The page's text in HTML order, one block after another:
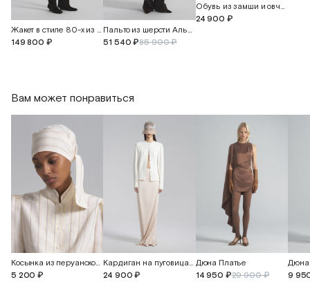
Жакет в стиле 80-х из винтажной кожи
149 800 ₽
Пальто из шерсти Альпака
51 540 ₽85 900 ₽
Обувь из замши и овчины "Керли"
24 900 ₽
Вам может понравиться
Косынка из перуанского хлопка
5 200 ₽
Кардиган на пуговицах из кашемира и шелка
24 900 ₽
Дюна Платье
14 950 ₽29 900 ₽
9